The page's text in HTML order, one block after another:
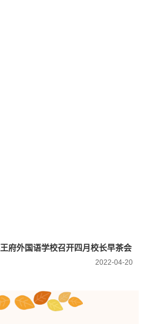
府外国语学校召开四月校长早茶会
2022-04-20